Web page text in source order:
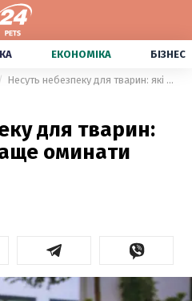
ЕКОНОМІКА БІЗНЕС
Несуть небезпеку для тварин: які іграшки краще оминати стороною
для тварин:
оминати